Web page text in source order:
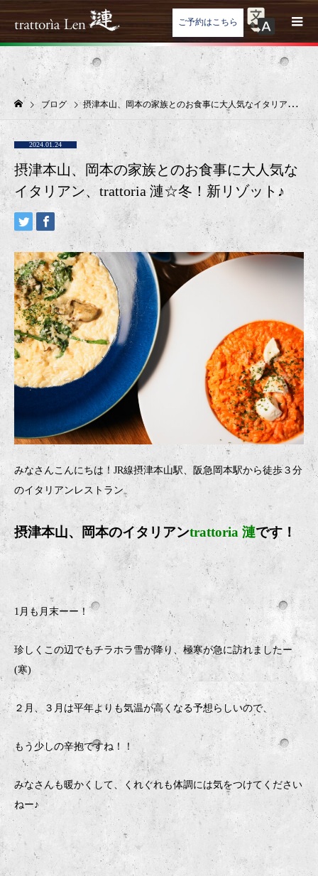
ご予約はこちら
ブログ 摂津本山、岡本の家族とのお食事に大人気なイタリアン、trattoria 漣☆冬！新リゾット♪
2024.01.24
摂津本山、岡本の家族とのお食事に大人気な
イタリアン、trattoria 漣☆冬！新リゾット♪
みなさんこんにちは！JR線摂津本山駅、阪急岡本駅から徒歩３分
のイタリアンレストラン
摂津本山、岡本のイタリアンtrattoria 漣です！
1月も月末ーー！
珍しくこの辺でもチラホラ雪が降り、極寒が急に訪れましたー
(寒)
２月、３月は平年よりも気温が高くなる予想らしいので、
もう少しの辛抱ですね！！
みなさんも暖かくして、くれぐれも体調には気をつけてください
ねー♪